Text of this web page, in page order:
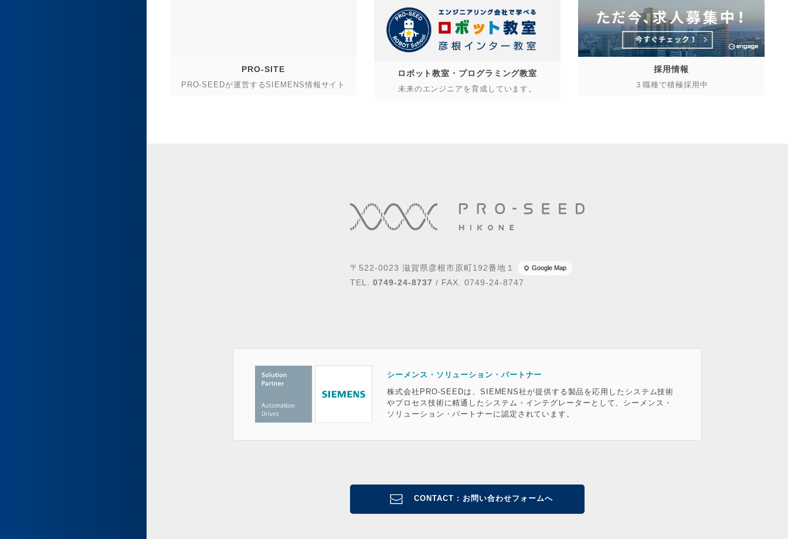
PRO-SITE
PRO-SEEDが運営するSIEMENS情報サイト
ロボット教室・プログラミング教室
未来のエンジニアを育成しています。
採用情報
３職種で積極採用中
〒522-0023 滋賀県彦根市原町192番地１ Google Map
TEL. 0749-24-8737 / FAX. 0749-24-8747
シーメンス・ソリューション・パートナー
株式会社PRO-SEEDは、SIEMENS社が提供する製品を応用したシステム技術
やプロセス技術に精通したシステム・インテグレーターとして、シーメンス・
ソリューション・パートナーに認定されています。
CONTACT : お問い合わせフォームへ